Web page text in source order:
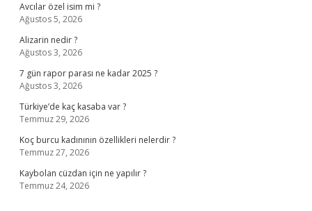
Avcılar özel isim mi ?
Ağustos 5, 2026
Alizarin nedir ?
Ağustos 3, 2026
7 gün rapor parası ne kadar 2025 ?
Ağustos 3, 2026
Türkiye’de kaç kasaba var ?
Temmuz 29, 2026
Koç burcu kadınının özellikleri nelerdir ?
Temmuz 27, 2026
Kaybolan cüzdan için ne yapılır ?
Temmuz 24, 2026